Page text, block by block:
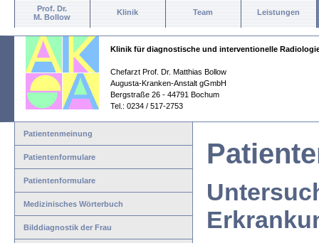
Prof. Dr.
M. Bollow
Klinik Team Leistungen
Klinik für diagnostische und interventionelle
Chefarzt Prof. Dr. Matthias Bollow
Augusta-Kranken-Anstalt gGmbH
Bergstraße 26 - 44791 Bochum
Tel.: 0234 / 517-2753
Patientenmeinung
Patientenformulare
Patientenformulare
Medizinisches Wörterbuch
Bilddiagnostik der Frau